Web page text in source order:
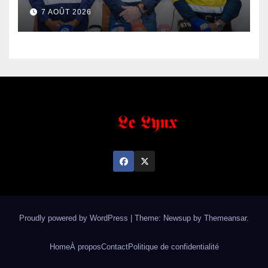
de fer exportées
7 AOÛT 2026
Proudly powered by WordPress Theme: Newsup by Themeansar.
HomeÀ proposContactPolitique de confidentialité